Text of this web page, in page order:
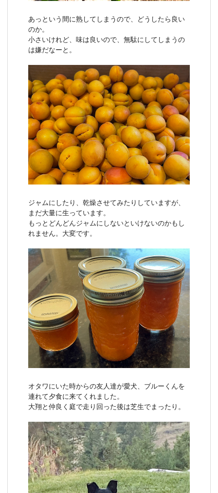
あっという間に熟してしまうので、どうしたら良い
のか。
小さいけれど、味は良いので、無駄にしてしまうの
は嫌だなーと。
ジャムにしたり、乾燥させてみたりしていますが、
まだ大量に生っています。
もっとどんどんジャムにしないといけないのかもし
れません。大変です。
オタワにいた時からの友人達が愛犬、ブルーくんを
連れて夕食に来てくれました。
大翔と仲良く庭で走り回った後は芝生でまったり。